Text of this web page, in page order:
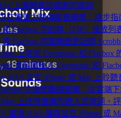
上編輯音訊檔案的歌詞
在裝置之間傳輸音樂庫：逐步指
和 Flacbox 中封存（ZIP）播放
或 Flacbox 的音樂歷史記錄
上使用 Evermusic 和 Flacbox
資料庫匯入 Evermusic 和
NAS 並在 iPhone 或 Mac 上聆聽
中播放離線音樂：從雲端
Mac 上檢視音樂的嵌入式歌詞、
連接 NAS 儲存並在 iPhone 或